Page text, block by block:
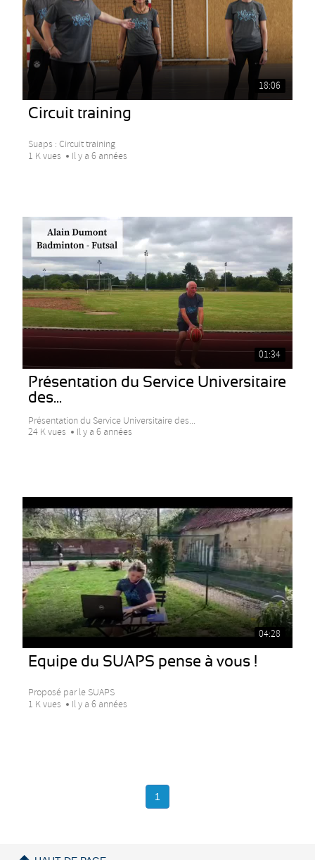
18:06
Circuit training
Suaps : Circuit training
1 K vues
Il y a 6 années
01:34
Présentation du Service Universitaire
des...
Présentation du Service Universitaire des...
24 K vues
Il y a 6 années
04:28
Equipe du SUAPS pense à vous !
Proposé par le SUAPS
1 K vues
Il y a 6 années
1